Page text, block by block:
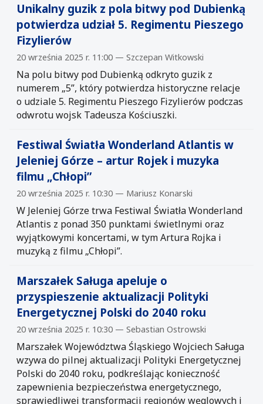
Unikalny guzik z pola bitwy pod Dubienką
potwierdza udział 5. Regimentu Pieszego
Fizylierów
20 września 2025 r. 11:00 — Szczepan Witkowski
Na polu bitwy pod Dubienką odkryto guzik z
numerem „5”, który potwierdza historyczne relacje
o udziale 5. Regimentu Pieszego Fizylierów podczas
odwrotu wojsk Tadeusza Kościuszki.
Festiwal Światła Wonderland Atlantis w
Jeleniej Górze – artur Rojek i muzyka
filmu „Chłopi”
20 września 2025 r. 10:30 — Mariusz Konarski
W Jeleniej Górze trwa Festiwal Światła Wonderland
Atlantis z ponad 350 punktami świetlnymi oraz
wyjątkowymi koncertami, w tym Artura Rojka i
muzyką z filmu „Chłopi”.
Marszałek Saługa apeluje o
przyspieszenie aktualizacji Polityki
Energetycznej Polski do 2040 roku
20 września 2025 r. 10:30 — Sebastian Ostrowski
Marszałek Województwa Śląskiego Wojciech Saługa
wzywa do pilnej aktualizacji Polityki Energetycznej
Polski do 2040 roku, podkreślając konieczność
zapewnienia bezpieczeństwa energetycznego,
sprawiedliwej transformacji regionów węglowych i